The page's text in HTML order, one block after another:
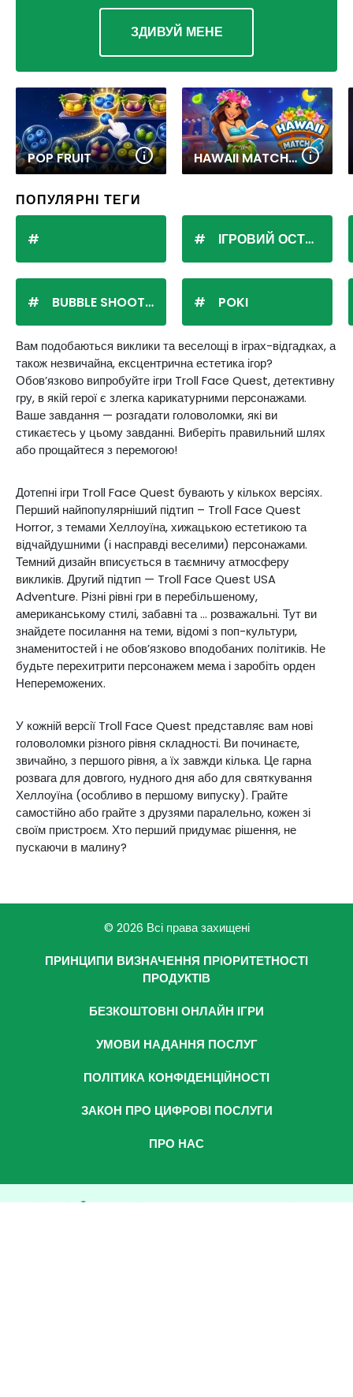
ЗДИВУЙ МЕНЕ
POP FRUIT HAWAII MATCH 6
ПОПУЛЯРНІ ТЕГИ
BUBBLE SHOOTER
ІГРОВИЙ ОСТРІВ
POKI
Вам подобаються виклики та веселощі в іграх-відгадках, а
також незвичайна, ексцентрична естетика ігор?
Обов’язково випробуйте ігри Troll Face Quest, детективну
гру, в якій герої є злегка карикатурними персонажами.
Ваше завдання — розгадати головоломки, які ви
стикаєтесь у цьому завданні. Виберіть правильний шлях
або прощайтеся з перемогою!
Дотепні ігри Troll Face Quest бувають у кількох версіях.
Перший найпопулярніший підтип – Troll Face Quest
Horror, з темами Хеллоуїна, хижацькою естетикою та
відчайдушними (і насправді веселими) персонажами.
Темний дизайн вписується в таємничу атмосферу
викликів. Другий підтип — Troll Face Quest USA
Adventure. Різні рівні гри в перебільшеному,
американському стилі, забавні та ... розважальні. Тут ви
знайдете посилання на теми, відомі з поп-культури,
знаменитостей і не обов’язково вподобаних політиків. Не
будьте перехитрити персонажем мема і заробіть орден
Непереможених.
У кожній версії Troll Face Quest представляє вам нові
головоломки різного рівня складності. Ви починаєте,
звичайно, з першого рівня, а їх завжди кілька. Це гарна
розвага для довгого, нудного дня або для святкування
Хеллоуїна (особливо в першому випуску). Грайте
самостійно або грайте з друзями паралельно, кожен зі
своїм пристроєм. Хто перший придумає рішення, не
пускаючи в малину?
© 2026 Всі права захищені
ПРИНЦИПИ ВИЗНАЧЕННЯ ПРІОРИТЕТНОСТІ
ПРОДУКТІВ
БЕЗКОШТОВНІ ОНЛАЙН ІГРИ
УМОВИ НАДАННЯ ПОСЛУГ
ПОЛІТИКА КОНФІДЕНЦІЙНОСТІ
ЗАКОН ПРО ЦИФРОВІ ПОСЛУГИ
ПРО НАС